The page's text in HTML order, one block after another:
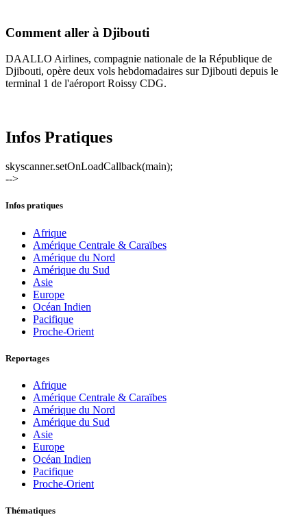
Comment aller à Djibouti
DAALLO Airlines, compagnie nationale de la République de
Djibouti, opère deux vols hebdomadaires sur Djibouti depuis le
terminal 1 de l'aéroport Roissy CDG.
Infos Pratiques
skyscanner.setOnLoadCallback(main);
-->
Infos pratiques
Afrique
Amérique Centrale & Caraïbes
Amérique du Nord
Amérique du Sud
Asie
Europe
Océan Indien
Pacifique
Proche-Orient
Reportages
Afrique
Amérique Centrale & Caraïbes
Amérique du Nord
Amérique du Sud
Asie
Europe
Océan Indien
Pacifique
Proche-Orient
Thématiques